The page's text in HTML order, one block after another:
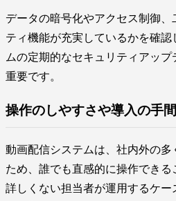
データの暗号化やアクセス制御、
ティ機能が充実しているかを確
ムの定期的なセキュリティアッ
重要です。
操作のしやすさや導入の手
動画配信システムは、社内外の
ため、誰でも直感的に操作でき
詳しくない担当者が運用するケ